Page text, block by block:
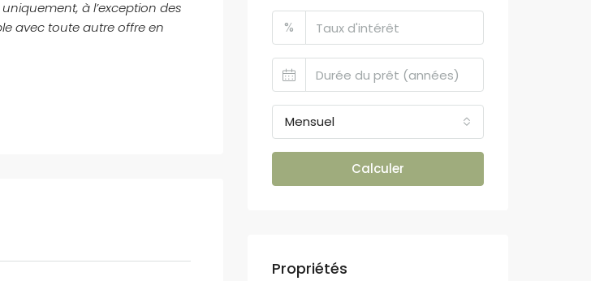
à l’exception des
avec toute autre offre en
%
Mensuel
Calculer
Propriétés